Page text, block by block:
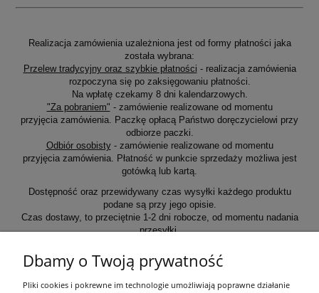
Realizacja zamówienia uzależniona jest od formy płatności jaka
została wybrana:
Przelew tradycyjny oraz szybkie płatności - realizacja zamówienia
rozpoczyna się po zaksięgowaniu płatności.
Na wpłatę czekamy 8 dni kalendarzowych.
"Za pobraniem" - zamówienie realizowane od momentu
przyjęcia zamówienia. Paczkę opłacą Państwo doręczycielowi przy
odbiorze paczki.
Odbiór osobisty- zamówienie realizowane od momentu
przyjęcia zamówienia. Płatność w punkcie sprzedaży możliwa jest
gotówką lub kartą.
Dostępność oraz przewidywany czas wysyłki każdego produktu
podane są przy jego opisie.
Czas dostawy, to przeciętnie 1-2 dni robocze, od momentu nadania
przesyłki.
Informacje ogólne
Dbamy o Twoją prywatność
Pliki cookies i pokrewne im technologie umożliwiają poprawne działanie